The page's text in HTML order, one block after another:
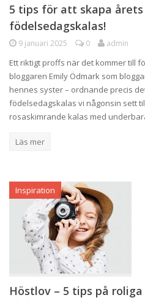
5 tips för att skapa
födelsedagskalas!
9 januari 2025 0 admin
Ett riktigt proffs när det kommer till
bloggaren Emily Ödmark som
hennes syster – ordnande precis
födelsedagskalas vi någonsin sett
rosaskimrande kalas med
Läs mer
Inspiration
Höstlov – 5 tips på